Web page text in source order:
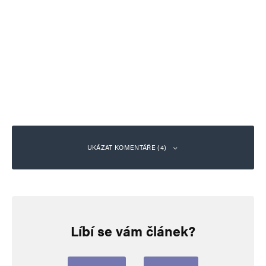
UKÁZAT KOMENTÁŘE (4)
21. 5. 2026 (20:27)
Líbí se vám článek?